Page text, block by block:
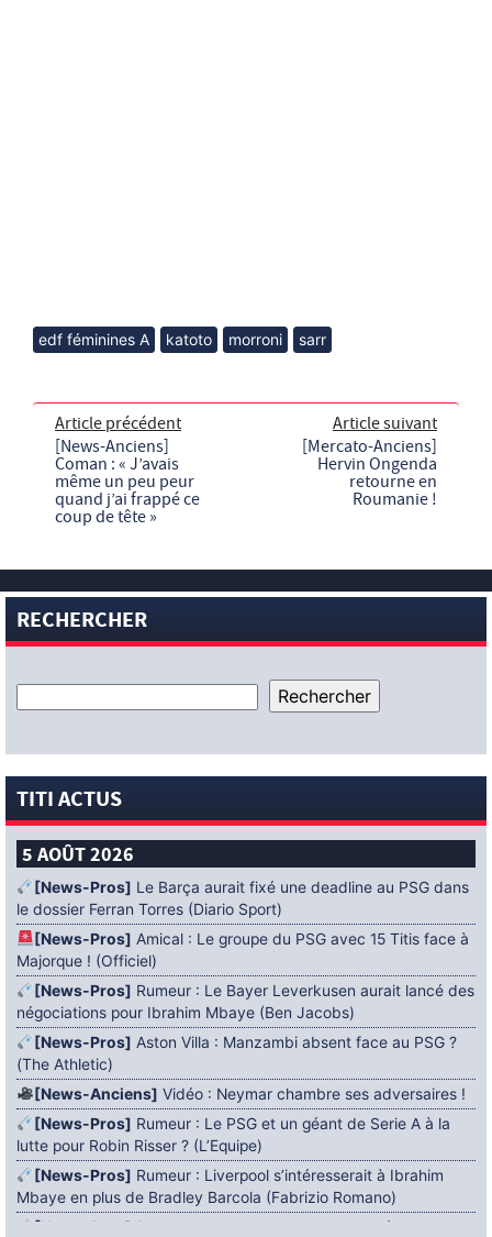
edf féminines A katoto morroni sarr
Article précédent
[News-Anciens]
Coman : « J’avais
même un peu peur
quand j’ai frappé ce
coup de tête »
Article suivant
[Mercato-Anciens]
Hervin Ongenda
retourne en
Roumanie !
RECHERCHER
TITI ACTUS
5 AOÛT 2026
[News-Pros] Le Barça aurait fixé une deadline au PSG dans
le dossier Ferran Torres (Diario Sport)
[News-Pros] Amical : Le groupe du PSG avec 15 Titis face à
Majorque ! (Officiel)
[News-Pros] Rumeur : Le Bayer Leverkusen aurait lancé des
négociations pour Ibrahim Mbaye (Ben Jacobs)
[News-Pros] Aston Villa : Manzambi absent face au PSG ?
(The Athletic)
[News-Anciens] Vidéo : Neymar chambre ses adversaires !
[News-Pros] Rumeur : Le PSG et un géant de Serie A à la
lutte pour Robin Risser ? (L’Equipe)
[News-Pros] Rumeur : Liverpool s’intéresserait à Ibrahim
Mbaye en plus de Bradley Barcola (Fabrizio Romano)
[News-Pros]
Rumeur : Accord contractuel trouvé entre le